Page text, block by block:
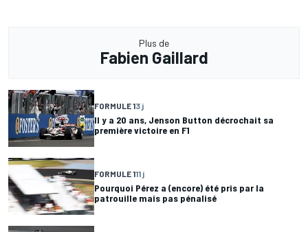
Plus de
Fabien Gaillard
FORMULE 13 j
Il y a 20 ans, Jenson Button décrochait sa
première victoire en F1
FORMULE 111 j
Pourquoi Pérez a (encore) été pris par la
patrouille mais pas pénalisé